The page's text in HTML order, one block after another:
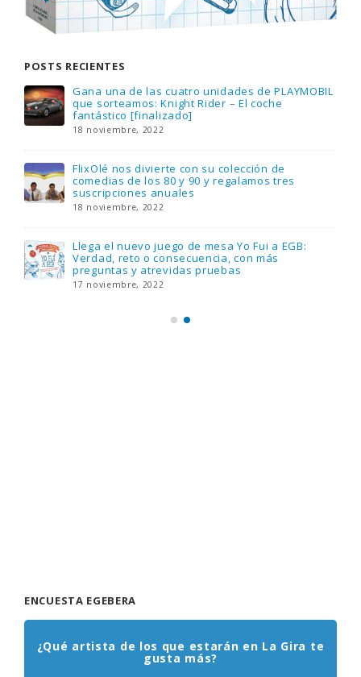
POSTS RECIENTES
Gana una de las cuatro unidades de PLAYMOBIL
que sorteamos: Knight Rider – El coche
fantástico [finalizado]
18 noviembre, 2022
FlixOlé nos divierte con su colección de
comedias de los 80 y 90 y regalamos tres
suscripciones anuales
18 noviembre, 2022
Llega el nuevo juego de mesa Yo Fui a EGB:
Verdad, reto o consecuencia, con más
preguntas y atrevidas pruebas
17 noviembre, 2022
ENCUESTA EGEBERA
¿Qué artista de los que estarán en La Gira te
gusta más?